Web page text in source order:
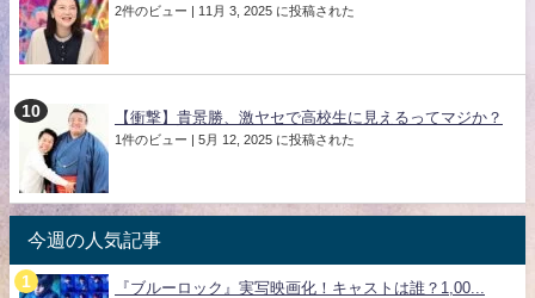
2件のビュー 11月 3, 2025 に投稿された
【衝撃】貴景勝、激ヤセで高校生に見えるってマジか？
1件のビュー 5月 12, 2025 に投稿された
今週の人気記事
『ブルーロック』実写映画化！キャストは誰？1,00...